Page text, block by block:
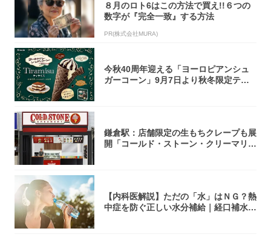
８月のロト6はこの方法で買え!!６つの
数字が『完全一致』する方法
PR(株式会社MURA)
今秋40周年迎える「ヨーロピアンシュ
ガーコーン」9月7日より秋冬限定ティ
鎌倉駅：店舗限定の生もちクレープも展
開「コールド・ストーン・クリーマリ
【内科医解説】ただの「水」はＮＧ？熱
中症を防ぐ正しい水分補給｜経口補水